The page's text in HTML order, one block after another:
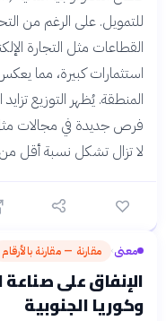
للتمويل. على الرغم من
استثمارات كبيرة، مما يعكس
المنطقة. يُظهر التوزيع
فرص جديدة في مجالات مثل
لا تزال تشكل نسبة أقل من
معنى› مقارنة — مقارنة بالأرقام
الإنفاق على صناعة
وكوريا الجنوبية